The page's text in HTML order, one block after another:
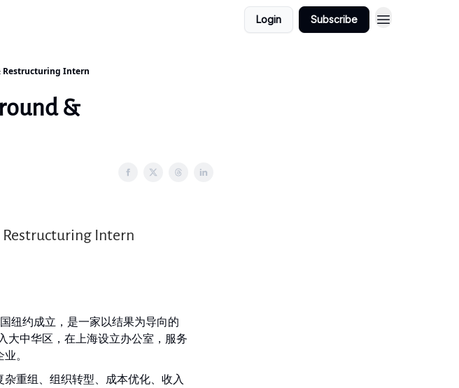
Login Subscribe
Restructuring Intern
&
Intern
纽约成立，是一家以结果为导向的
大中华区，在上海设立办公室，服务
。
重组、组织转型、成本优化、收入